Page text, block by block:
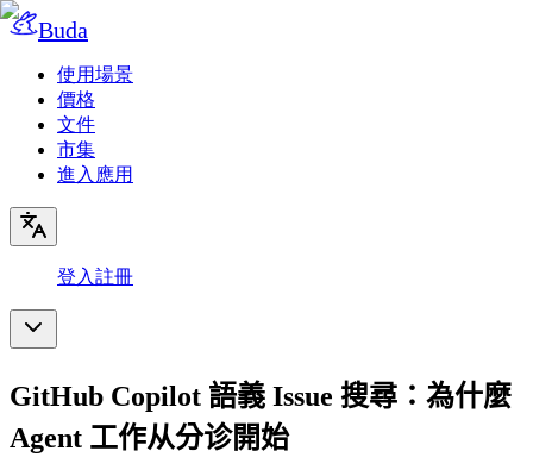
Buda
使用場景
價格
文件
市集
進入應用
登入註冊
GitHub Copilot 語義 Issue 搜尋：為什麼
Agent 工作从分诊開始